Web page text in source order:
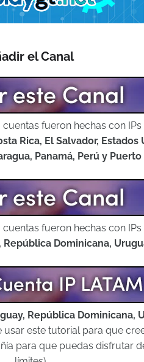
el Canal
fueron hechas con
Rica, El Salvador, Estados
Panamá, Perú y Puerto
fueron hechas con
República Dominicana,
República Dominicana,
este tutorial para que
para que puedas disfrutar